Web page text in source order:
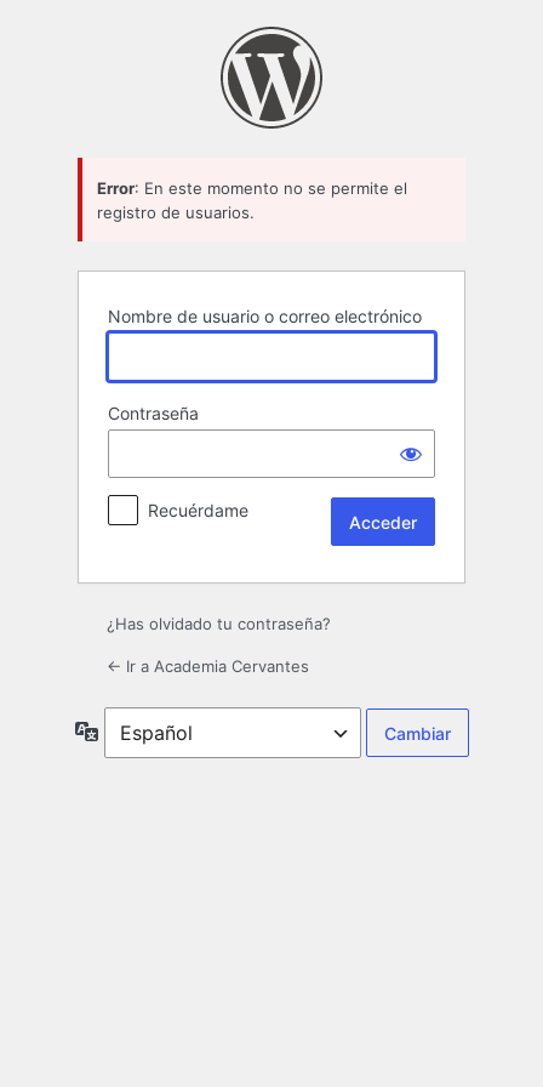
Error: En este momento no se permite el
registro de usuarios.
Nombre de usuario o correo electrónico
Contraseña
Recuérdame
¿Has olvidado tu contraseña?
← Ir a Academia Cervantes
Idioma